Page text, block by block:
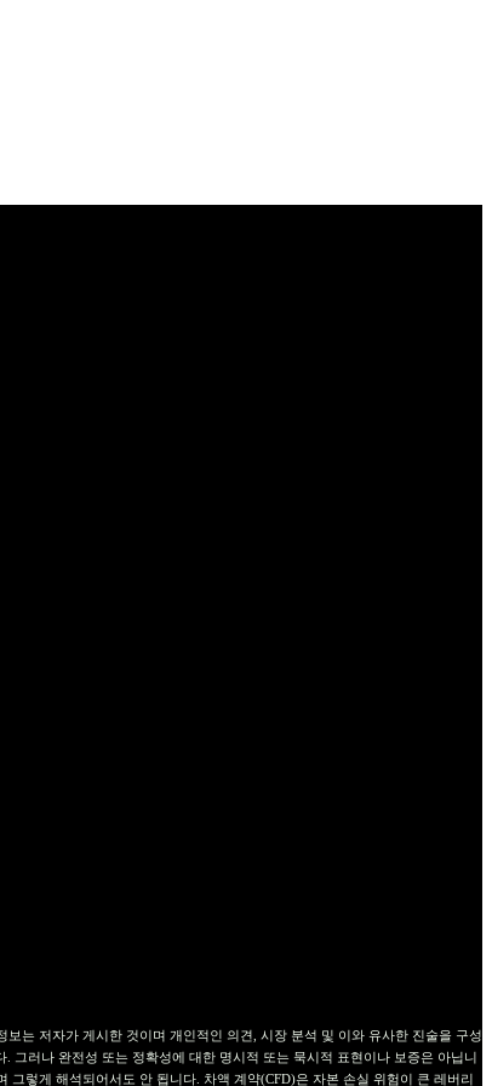
보는 저자가 게시한 것이며 개인적인 의견, 시장 분석 및 이와 유사한 진술을 구성
러나 완전성 또는 정확성에 대한 명시적 또는 묵시적 표현이나 보증은 아닙니
렇게 해석되어서도 안 됩니다. 차액 계약(CFD)은 자본 손실 위험이 큰 레버리